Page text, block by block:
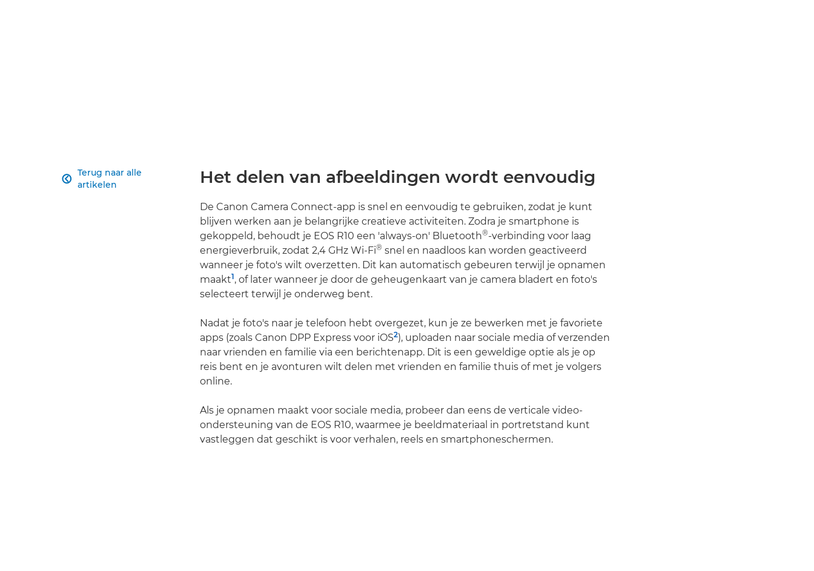
Terug naar alle
artikelen
 Het delen van afbeeldingen wordt eenvoudig
De Canon Camera Connect-app is snel en eenvoudig te gebruiken, zodat je kunt
blijven werken aan je belangrijke creatieve activiteiten. Zodra je smartphone is
gekoppeld, behoudt je EOS R10 een 'always-on' Bluetooth®-verbinding voor laag
energieverbruik, zodat 2,4 GHz Wi-Fi® snel en naadloos kan worden geactiveerd
wanneer je foto's wilt overzetten. Dit kan automatisch gebeuren terwijl je opnamen
maakt1, of later wanneer je door de geheugenkaart van je camera bladert en foto's
selecteert terwijl je onderweg bent.
Nadat je foto's naar je telefoon hebt overgezet, kun je ze bewerken met je favoriete
apps (zoals Canon DPP Express voor iOS2), uploaden naar sociale media of verzenden
naar vrienden en familie via een berichtenapp. Dit is een geweldige optie als je op
reis bent en je avonturen wilt delen met vrienden en familie thuis of met je volgers
online.
Als je opnamen maakt voor sociale media, probeer dan eens de verticale video-
ondersteuning van de EOS R10, waarmee je beeldmateriaal in portretstand kunt
vastleggen dat geschikt is voor verhalen, reels en smartphoneschermen.